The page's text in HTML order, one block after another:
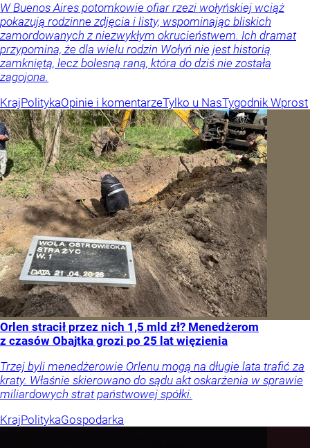
W Buenos Aires potomkowie ofiar rzezi wołyńskiej wciąż
pokazują rodzinne zdjęcia i listy, wspominając bliskich
zamordowanych z niezwykłym okrucieństwem. Ich dramat
przypomina, że dla wielu rodzin Wołyń nie jest historią
zamkniętą, lecz bolesną raną, która do dziś nie została
zagojona.
KrajPolitykaOpinie i komentarzeTylko u NasTygodnik Wprost
Orlen stracił przez nich 1,5 mld zł? Menedżerom
z czasów Obajtka grozi po 25 lat więzienia
Trzej byli menedżerowie Orlenu mogą na długie lata trafić za
kraty. Właśnie skierowano do sądu akt oskarżenia w sprawie
miliardowych strat państwowej spółki.
KrajPolitykaGospodarka